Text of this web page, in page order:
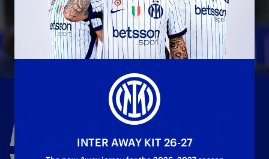
ATLETICOMADRID
INTER AWAY KIT 26-27